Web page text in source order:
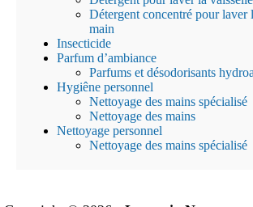
Détergent concentré pour laver
main
Insecticide
Parfum d’ambiance
Parfums et désodorisants
Hygiêne personnel
Nettoyage des mains spécialisé
Nettoyage des mains
Nettoyage personnel
Nettoyage des mains spécialisé